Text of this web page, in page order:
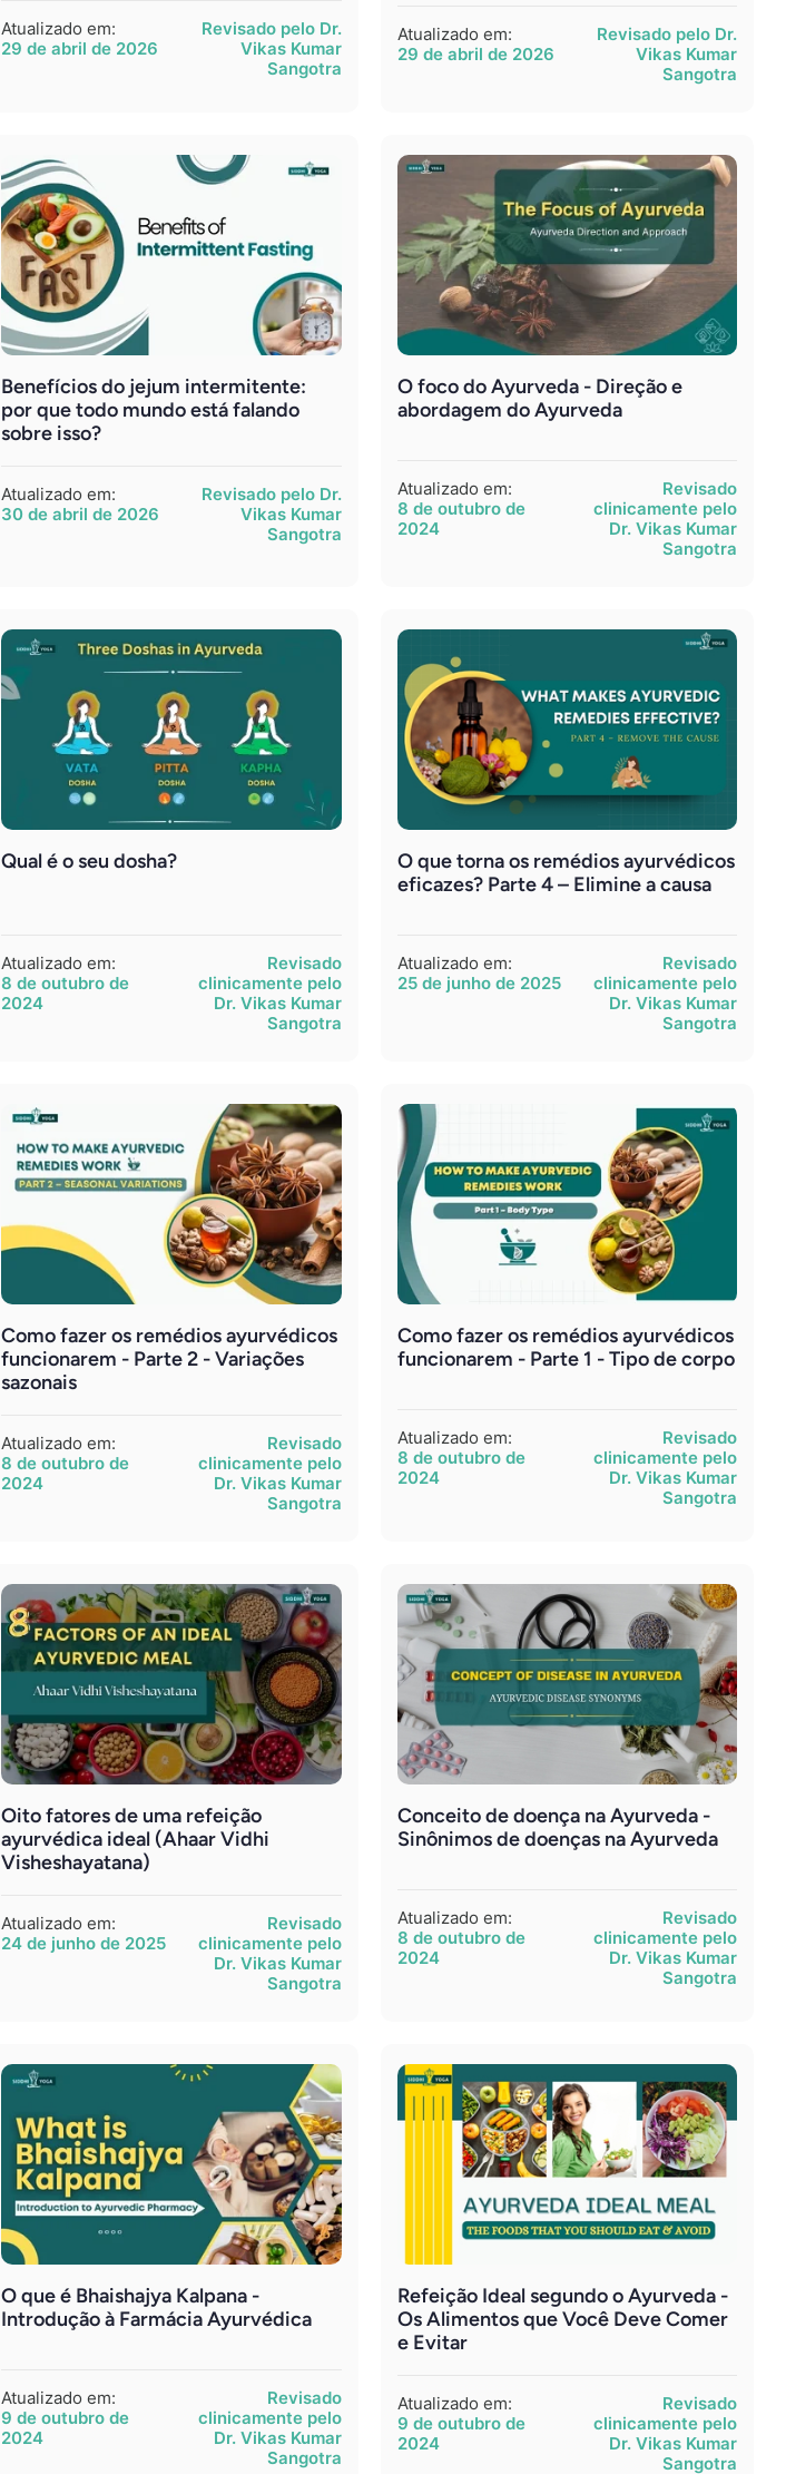
Atualizado em:
29 de abril de 2026
Revisado pelo Dr.
Vikas Kumar
Sangotra
Atualizado em:
29 de abril de 2026
Revisado pelo Dr.
Vikas Kumar
Sangotra
Benefícios do jejum intermitente:
por que todo mundo está falando
sobre isso?
Atualizado em:
30 de abril de 2026
Revisado pelo Dr.
Vikas Kumar
Sangotra
O foco do Ayurveda - Direção e
abordagem do Ayurveda
Atualizado em:
8 de outubro de
2024
Revisado
clinicamente pelo
Dr. Vikas Kumar
Sangotra
Qual é o seu dosha?
Atualizado em:
8 de outubro de
2024
Revisado
clinicamente pelo
Dr. Vikas Kumar
Sangotra
O que torna os remédios ayurvédicos
eficazes? Parte 4 – Elimine a causa
Atualizado em:
25 de junho de 2025
Revisado
clinicamente pelo
Dr. Vikas Kumar
Sangotra
Como fazer os remédios ayurvédicos
funcionarem - Parte 2 - Variações
sazonais
Atualizado em:
8 de outubro de
2024
Revisado
clinicamente pelo
Dr. Vikas Kumar
Sangotra
Como fazer os remédios ayurvédicos
funcionarem - Parte 1 - Tipo de corpo
Atualizado em:
8 de outubro de
2024
Revisado
clinicamente pelo
Dr. Vikas Kumar
Sangotra
Oito fatores de uma refeição
ayurvédica ideal (Ahaar Vidhi
Visheshayatana)
Atualizado em:
24 de junho de 2025
Revisado
clinicamente pelo
Dr. Vikas Kumar
Sangotra
Conceito de doença na Ayurveda -
Sinônimos de doenças na Ayurveda
Atualizado em:
8 de outubro de
2024
Revisado
clinicamente pelo
Dr. Vikas Kumar
Sangotra
O que é Bhaishajya Kalpana -
Introdução à Farmácia Ayurvédica
Atualizado em:
9 de outubro de
2024
Revisado
clinicamente pelo
Dr. Vikas Kumar
Sangotra
Refeição Ideal segundo o Ayurveda -
Os Alimentos que Você Deve Comer
e Evitar
Atualizado em:
9 de outubro de
2024
Revisado
clinicamente pelo
Dr. Vikas Kumar
Sangotra